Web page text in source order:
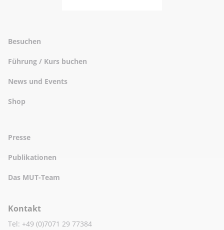
Besuchen
Führung / Kurs buchen
News und Events
Shop
Presse
Publikationen
Das MUT-Team
Kontakt
Tel: +49 (0)7071 29 77384